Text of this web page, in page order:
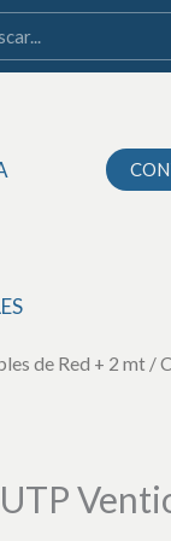
de Red + 2 mt /
Red
RJ45
cantidad